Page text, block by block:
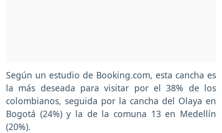
Según un estudio de Booking.com, esta cancha es
la más deseada para visitar por el 38% de los
colombianos, seguida por la cancha del Olaya en
Bogotá (24%) y la de la comuna 13 en Medellín
(20%).